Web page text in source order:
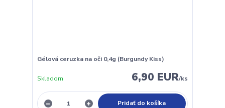
Gélová ceruzka na oči 0,4g (Burgundy Kiss)
6,90 EUR/ks
Skladom
Pridať do košíka